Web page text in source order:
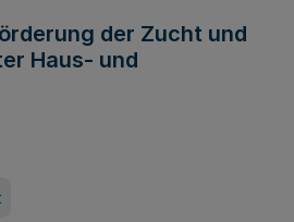
der Zucht und
Haus- und